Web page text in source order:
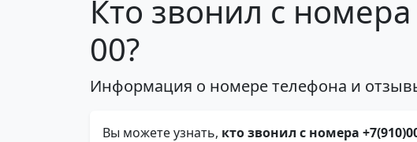
Кто звонил с
00?
Информация о номере телефона и
Вы можете узнать, кто звонил с номера